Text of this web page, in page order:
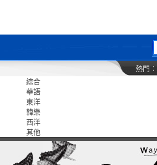
熱門：
綜合
華語
東洋
韓樂
西洋
其他